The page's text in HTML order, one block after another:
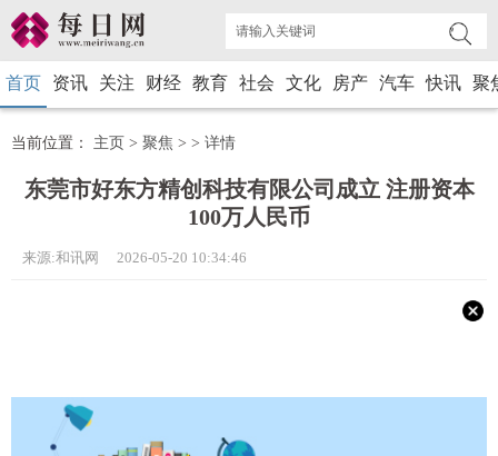
首页 资讯 关注 财经 教育 社会 文化 房产 汽车 快讯 聚
当前位置： 主页 > 聚焦 > > 详情
东莞市好东方精创科技有限公司成立 注册资本
100万人民币
来源:和讯网 2026-05-20 10:34:46